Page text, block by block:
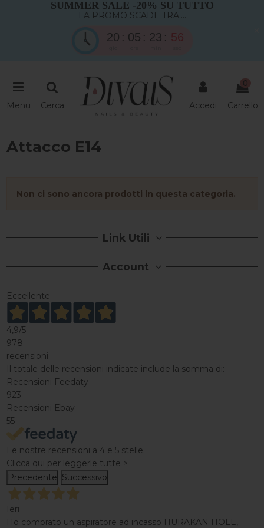
SUMMER SALE -20% SU TUTTO
LA PROMO SCADE TRA....
20 05 23 55
Menu Cerca Accedi
0
Carrello
Attacco E14
Non ci sono ancora prodotti in questa categoria.
Link Utili
Account
Eccellente
4,9/5
978
recensioni
Il totale delle recensioni indicate include la somma di:
Recensioni Feedaty
923
Recensioni Ebay
55
Le nostre recensioni a 4 e 5 stelle.
Clicca qui per leggerle tutte >
Precedente Successivo
Ieri
Ho comprato un aspiratore ad incasso HURAKAN HOLE,